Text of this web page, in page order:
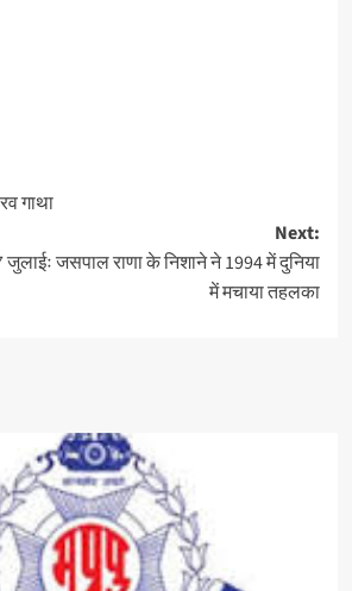
गाथा
Next:
जुलाईः जसपाल राणा के निशाने ने 1994 में दुनिया
में मचाया तहलका